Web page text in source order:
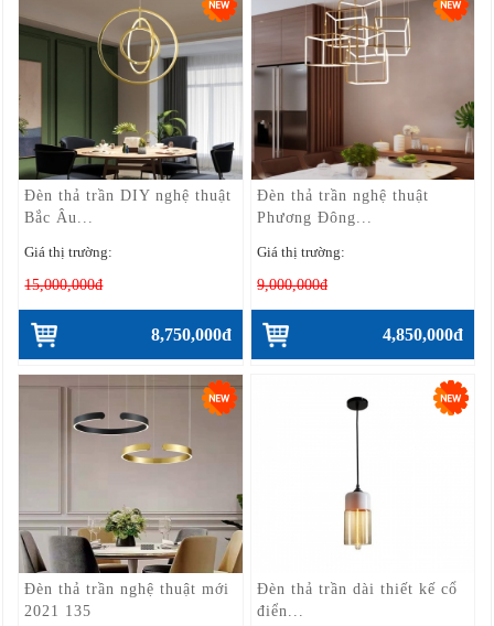
Đèn thả trần DIY nghệ thuật
Bắc Âu...
Giá thị trường:
15,000,000đ
8,750,000đ
Đèn thả trần nghệ thuật
Phương Đông...
Giá thị trường:
9,000,000đ
4,850,000đ
Đèn thả trần nghệ thuật mới
2021 135
Đèn thả trần dài thiết kế cổ
điển...